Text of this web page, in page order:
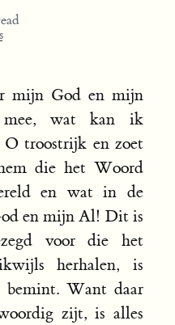
mijn God en mijn
wat kan ik
O troostrijk en zoet
die het Woord
en wat in de
en mijn Al! Dit is
voor die het
herhalen, is
bemint. Want daar
zijt, is alles